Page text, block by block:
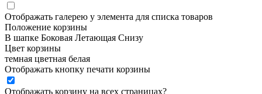
Отображать галерею у элемента для списка товаров
Положение корзины
В шапке Боковая Летающая Снизу
Цвет корзины
темная цветная белая
Отображать кнопку печати корзины
Отображать корзину на всех страницах?